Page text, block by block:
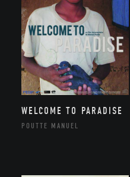
WELCOME TO PARADISE
POUTTE MANUEL